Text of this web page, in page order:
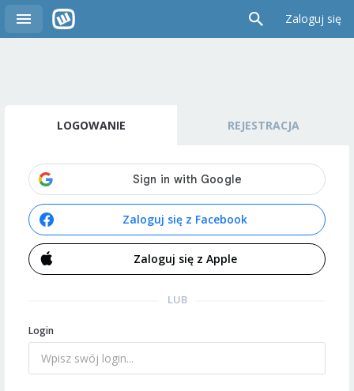
Zaloguj się
LOGOWANIE REJESTRACJA
Zaloguj się z Facebook
Zaloguj się z Apple
LUB
Login